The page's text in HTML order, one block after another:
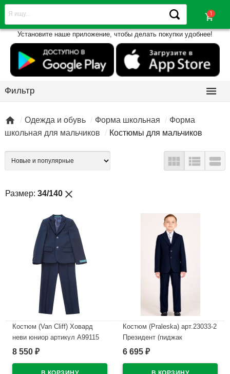
shopping_cart
Установите наше приложение, чтобы делать покупки удобнее!
Фильтр 
 Одежда и обувь Форма школьная
Форма
школьная для мальчиков
Костюмы для мальчиков
  
Размер: 34/140 close
Костюм (Van Cliff) Ховард
неви юниор артикул А99115
цвет синий
8 550 ₽
Костюм (Praleska) арт.23033-2
Президент (пиджак
классический/брюки
28/122-46/182 цвет синий
6 695 ₽